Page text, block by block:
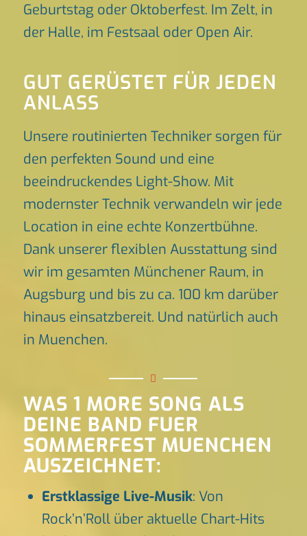
Geburtstag oder Oktoberfest. Im Zelt, in
der Halle, im Festsaal oder Open Air.
GUT GERÜSTET FÜR JEDEN
ANLASS
Unsere routinierten Techniker sorgen für
den perfekten Sound und eine
beeindruckendes Light-Show. Mit
modernster Technik verwandeln wir jede
Location in eine echte Konzertbühne.
Dank unserer flexiblen Ausstattung sind
wir im gesamten Münchener Raum, in
Augsburg und bis zu ca. 100 km darüber
hinaus einsatzbereit. Und natürlich auch
in Muenchen.
WAS 1 MORE SONG ALS
DEINE BAND FUER
SOMMERFEST MUENCHEN
AUSZEICHNET:
Erstklassige Live-Musik: Von
Rock’n’Roll über aktuelle Chart-Hits